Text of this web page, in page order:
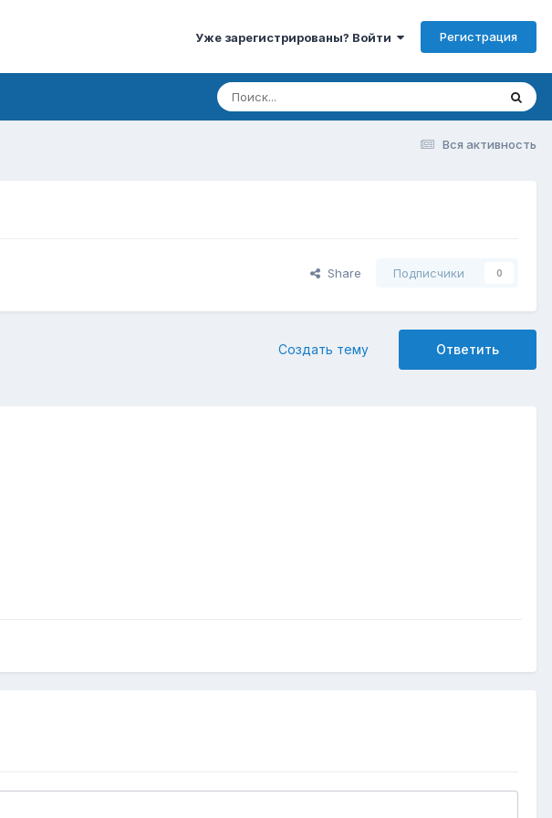
Уже зарегистрированы? Войти Регистрация
Вся активность
Share Подписчики 0
Ответить
Создать тему